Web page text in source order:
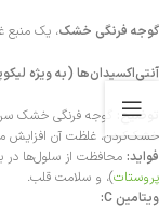
گوجه فرنگی خشک، یک منبع
آنتی‌اکسیدان‌ها (به ویژه
توضیح:
گوجه فرنگی خشک
خشک‌کردن، غلظت آن افزایش
فواید: محافظت از سلول‌ها در
پروستات)، و سلامت قلب.
ویتامین C: